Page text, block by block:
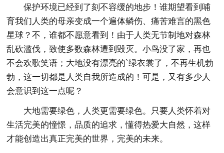
保护环境已经到了刻不容缓的地步！谁期望看到哺
育我们人类的母亲变成一个遍体鳞伤、痛苦难言的黑色
星球？不，谁都不愿意看到！由于人类无节制地对森林
乱砍滥伐，致使多数森林遭到毁灭。小鸟没了家，再也
不会欢歌笑语；大地没有漂亮的`绿衣裳了，不再生机勃
勃，这一切都是人类自我所造成的！可是，又有多少人
会意识到这一点呢？
大地需要绿色，人类更需要绿色。只要人类怀着对
生活完美的憧憬，品质的追求，懂得热爱大自然，这样
才能创造出真正完美的世界，完美的未来。